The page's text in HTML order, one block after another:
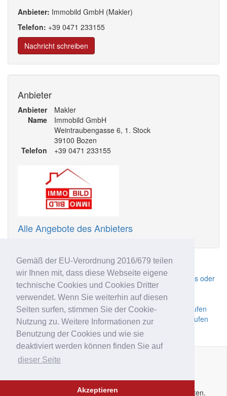
Gemäß der EU-Verordnung 2016/679 teilen
wir Ihnen mit, dass diese Webseite eigene
technische Cookies und Cookies Dritter
verwendet. Wenn Sie weiterhin auf diesen
Seiten surfen, stimmen Sie der Cookie-
Nutzung zu. Weitere Informationen zur
Benutzung der Cookies und wie sie
deaktiviert werden können finden Sie auf
dieser Seite
Akzeptieren
Anbieter: Immobild GmbH (Makler)
Telefon: +39 0471 233155
Nachricht schreiben
Anbieter
Anbieter
Makler
Name
Immobild GmbH
Weintraubengasse 6, 1. Stock
39100 Bozen
Telefon
+39 0471 233155
Alle Angebote des Anbieters
Ähnliche Anzeigen
Ein prestigevolles gewerbliches Objekt – Büro, Praxis oder
Geschäft
Geschäft
Prestigevolles Geschäft in Meran Zentrum zu verkaufen
Hervorragend gelegenes Geschäft in Lana zu verkaufen
Geschäft-Büro
IT02621350210
Copyright © 2014 - 2026 Immobar.it. Alle Rechte vorbehalten.